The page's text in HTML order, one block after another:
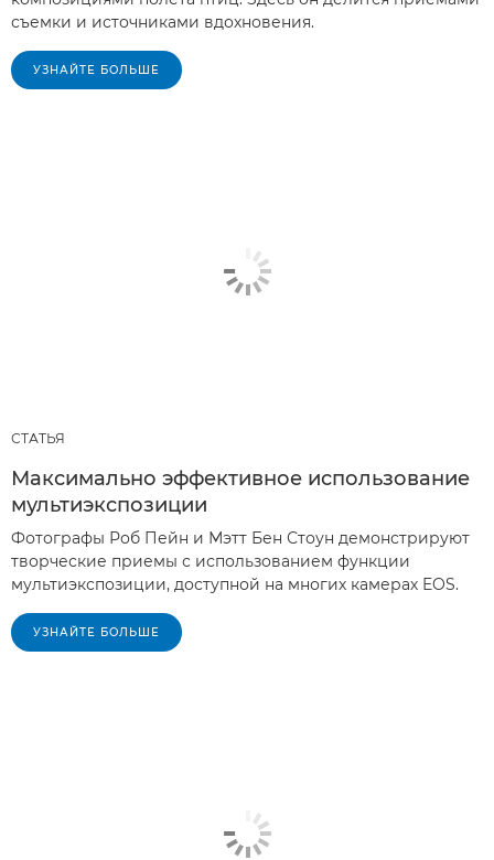
съемки и источниками вдохновения.
УЗНАЙТЕ БОЛЬШЕ
СТАТЬЯ
Максимально эффективное использование
мультиэкспозиции
Фотографы Роб Пейн и Мэтт Бен Стоун демонстрируют
творческие приемы с использованием функции
мультиэкспозиции, доступной на многих камерах EOS.
УЗНАЙТЕ БОЛЬШЕ